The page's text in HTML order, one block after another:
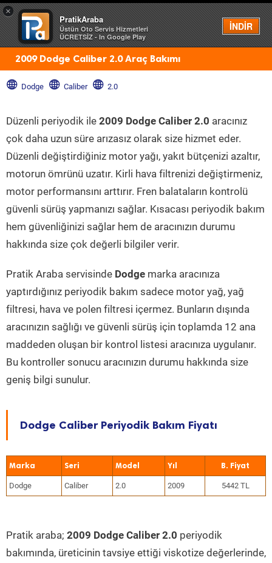
×
PratikAraba
Üstün Oto Servis Hizmetleri
ÜCRETSİZ - In Google Play
İNDİR
Menü
2009 Dodge Caliber 2.0 Araç Bakımı
Dodge Caliber 2.0
Düzenli periyodik ile 2009 Dodge Caliber 2.0 aracınız
çok daha uzun süre arızasız olarak size hizmet eder.
Düzenli değiştirdiğiniz motor yağı, yakıt bütçenizi azaltır,
motorun ömrünü uzatır. Kirli hava filtrenizi değiştirmeniz,
motor performansını arttırır. Fren balataların kontrolü
güvenli sürüş yapmanızı sağlar. Kısacası periyodik bakım
hem güvenliğinizi sağlar hem de aracınızın durumu
hakkında size çok değerli bilgiler verir.
Pratik Araba servisinde Dodge marka aracınıza
yaptırdığınız periyodik bakım sadece motor yağ, yağ
filtresi, hava ve polen filtresi içermez. Bunların dışında
aracınızın sağlığı ve güvenli sürüş için toplamda 12 ana
maddeden oluşan bir kontrol listesi aracınıza uygulanır.
Bu kontroller sonucu aracınızın durumu hakkında size
geniş bilgi sunulur.
Dodge Caliber Periyodik Bakım Fiyatı
Marka Seri Model Yıl
Dodge Caliber 2.0 2009 5442 TL
Pratik araba; 2009 Dodge Caliber 2.0 periyodik
bakımında, üreticinin tavsiye ettiği viskotize değerlerinde,